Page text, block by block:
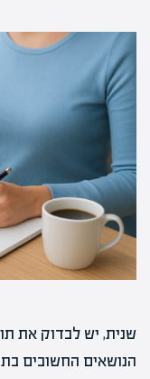
שנית, יש לבדוק את
הנושאים החשובים